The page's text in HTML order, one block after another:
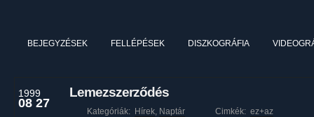
BEJEGYZÉSEK FELLÉPÉSEK DISZKOGRÁFIA
1999
08 27
Lemezszerződés
Kategóriák: Hírek, Naptár Cimkék: ez+az